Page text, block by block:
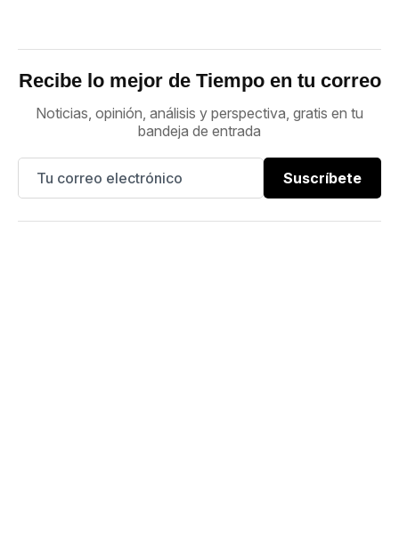
Recibe lo mejor de Tiempo en tu correo
Noticias, opinión, análisis y perspectiva, gratis en tu
bandeja de entrada
Suscríbete